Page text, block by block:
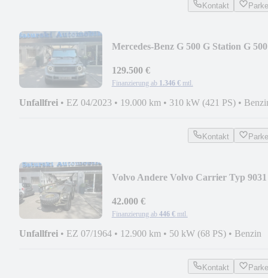
Kontakt
Mercedes-Benz G 500 G Station G 500
129.500 €
Finanzierung ab 1.346 € mtl.
Unfallfrei • EZ 04/2023 • 19.000 km • 310 kW (421 PS) •
Kontakt
Volvo Andere Volvo Carrier Typ 9031
42.000 €
Finanzierung ab 446 € mtl.
Unfallfrei • EZ 07/1964 • 12.900 km • 50 kW (68 PS) • Benzin
Kontakt